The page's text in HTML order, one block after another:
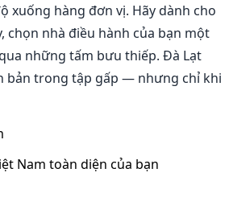
xuống hàng đơn vị. Hãy dành cho
chọn nhà điều hành của bạn một
những tấm bưu thiếp. Đà Lạt
bản trong tập gấp — nhưng chỉ khi
Nam toàn diện của bạn